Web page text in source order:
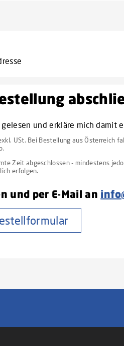
gelesen und erkläre mich damit
USt. Bei Bestellung aus Österreich
Zeit abgeschlossen - mindestens
erfolgen.
und per E-Mail an